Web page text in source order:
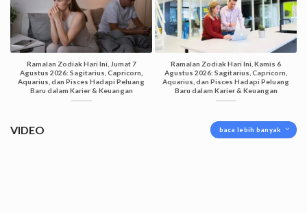
Ramalan Zodiak Hari Ini, Jumat 7
Agustus 2026: Sagitarius, Capricorn,
Aquarius, dan Pisces Hadapi Peluang
Baru dalam Karier & Keuangan
Ramalan Zodiak Hari Ini, Kamis 6
Agustus 2026: Sagitarius, Capricorn,
Aquarius, dan Pisces Hadapi Peluang
Baru dalam Karier & Keuangan
VIDEO baca lebih banyak